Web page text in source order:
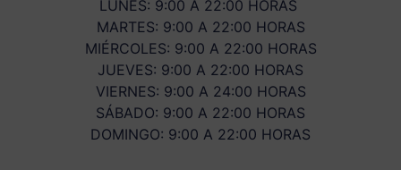
LUNES: 9:00 A 22:00 HORAS
MARTES: 9:00 A 22:00 HORAS
MIÉRCOLES: 9:00 A 22:00 HORAS
JUEVES: 9:00 A 22:00 HORAS
VIERNES: 9:00 A 24:00 HORAS
SÁBADO: 9:00 A 22:00 HORAS
DOMINGO: 9:00 A 22:00 HORAS